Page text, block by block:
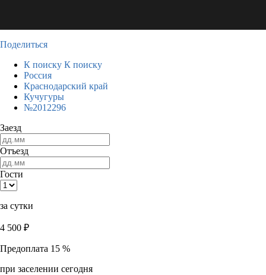
Поделиться
К поиску К поиску
Россия
Краснодарский край
Кучугуры
№2012296
Заезд
Отъезд
Гости
за сутки
4 500 ₽
Предоплата 15 %
при заселении сегодня